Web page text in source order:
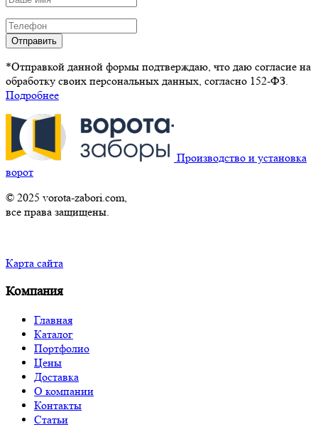
Отправить
*Отправкой данной формы подтверждаю, что даю согласие на
обработку своих персональных данных, согласно 152-ФЗ.
Подробнее
Производство и установка
ворот
© 2025 vorota-zabori.com,
все права защищены.
Карта сайта
Компания
Главная
Каталог
Портфолио
Цены
Доставка
О компании
Контакты
Статьи